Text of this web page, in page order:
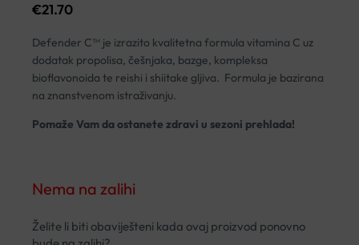
€21.70
Defender C™ je izrazito kvalitetna formula vitamina C uz
dodatak propolisa, češnjaka, bazge, kompleksa
bioflavonoida te reishi i shiitake gljiva. Formula je bazirana
na znanstvenom istraživanju.
Pomaže Vam da ostanete zdravi u sezoni prehlada!
Nema na zalihi